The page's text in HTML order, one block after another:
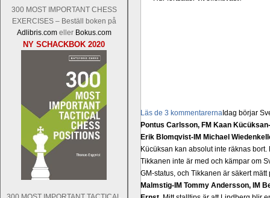
300 MOST IMPORTANT CHESS
EXERCISES – Beställ boken på
Adlibris.comeller Bokus.com
NY SCHACKBOK 2020
Läs de 3 kommentarerna Idag börjar
Pontus Carlsson, FM Kaan
Erik Blomqvist-IM Michael
Kücüksan kan absolut inte räknas
Tikkanen inte är med och kämpar om
GM-status, och Tikkanen är säkert
Malmstig-IM Tommy Andersson, IM